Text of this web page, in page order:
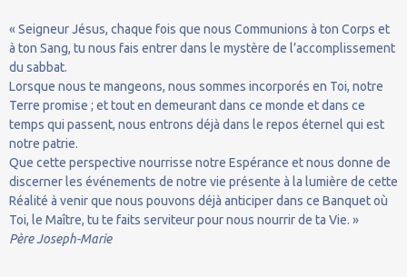
« Seigneur Jésus, chaque fois que nous Communions à ton Corps et
à ton Sang, tu nous fais entrer dans le mystère de l’accomplissement
du sabbat.
Lorsque nous te mangeons, nous sommes incorporés en Toi, notre
Terre promise ; et tout en demeurant dans ce monde et dans ce
temps qui passent, nous entrons déjà dans le repos éternel qui est
notre patrie.
Que cette perspective nourrisse notre Espérance et nous donne de
discerner les événements de notre vie présente à la lumière de cette
Réalité à venir que nous pouvons déjà anticiper dans ce Banquet où
Toi, le Maître, tu te faits serviteur pour nous nourrir de ta Vie. »
Père Joseph-Marie